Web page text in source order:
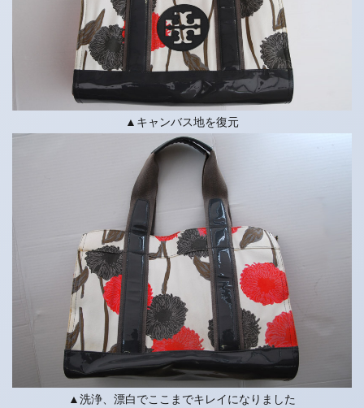
▲キャンバス地を復元
▲洗浄、漂白でここまでキレイになりました